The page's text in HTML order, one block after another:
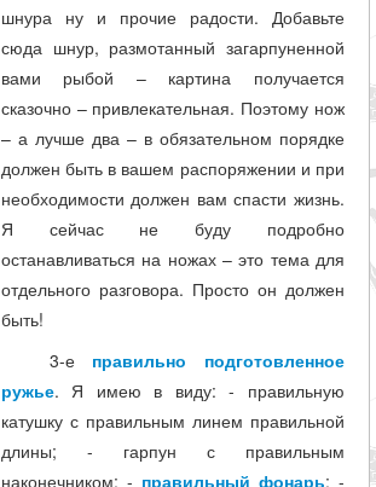
шнура ну и прочие радости. Добавьте
сюда шнур, размотанный загарпуненной
вами рыбой – картина получается
сказочно – привлекательная. Поэтому нож
– а лучше два – в обязательном порядке
должен быть в вашем распоряжении и при
необходимости должен вам спасти жизнь.
Я сейчас не буду подробно
останавливаться на ножах – это тема для
отдельного разговора. Просто он должен
быть!
3-е правильно подготовленное
ружье. Я имею в виду: - правильную
катушку с правильным линем правильной
длины; - гарпун с правильным
наконечником; - правильный фонарь; -